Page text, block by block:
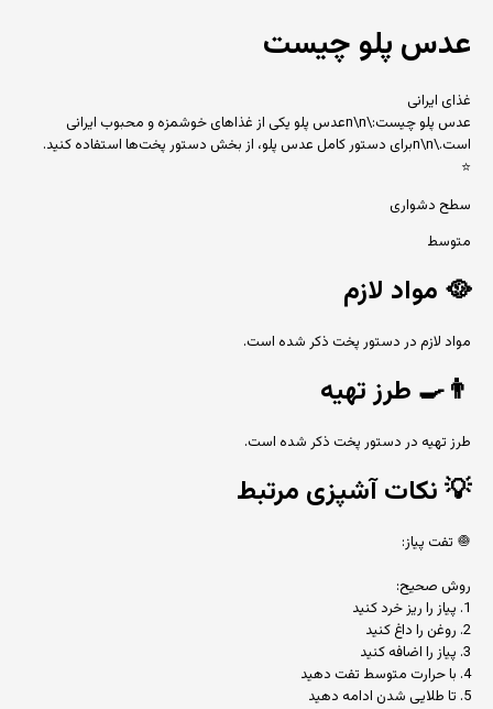
عدس پلو چیست
غذای ایرانی
عدس پلو چیست:\n\nعدس پلو یکی از غذاهای خوشمزه و محبوب ایرانی
است.\n\nبرای دستور کامل عدس پلو، از بخش دستور پخت‌ها استفاده کنید.
⭐
سطح دشواری
متوسط
🥘 مواد لازم
مواد لازم در دستور پخت ذکر شده است.
👨‍🍳 طرز تهیه
طرز تهیه در دستور پخت ذکر شده است.
💡نکات آشپزی مرتبط
🧅 تفت پیاز:
روش صحیح:
1. پیاز را ریز خرد کنید
2. روغن را داغ کنید
3. پیاز را اضافه کنید
4. با حرارت متوسط تفت دهید
5. تا طلایی شدن ادامه دهید